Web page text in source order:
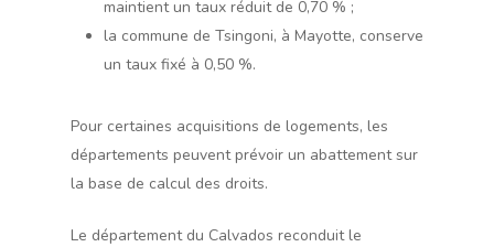
maintient un taux réduit de 0,70 % ;
la commune de Tsingoni, à Mayotte, conserve
un taux fixé à 0,50 %.
Pour certaines acquisitions de logements, les
départements peuvent prévoir un abattement sur
la base de calcul des droits.
Le département du Calvados reconduit le